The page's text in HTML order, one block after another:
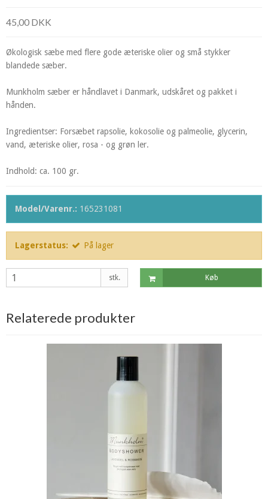
45,00 DKK
Økologisk sæbe med flere gode æteriske olier og små stykker
blandede sæber.
Munkholm sæber er håndlavet i Danmark, udskåret og pakket i
hånden.
Ingredientser: Forsæbet rapsolie, kokosolie og palmeolie, glycerin,
vand, æteriske olier, rosa - og grøn ler.
Indhold: ca. 100 gr.
Model/Varenr.: 165231081
Lagerstatus: På lager
stk. Køb
Relaterede produkter